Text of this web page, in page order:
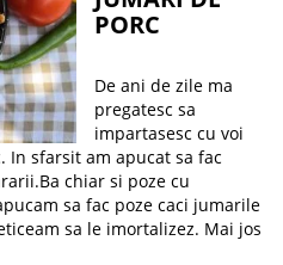
PORC
De ani de zile ma
pregatesc sa
impartasesc cu voi
In sfarsit am apucat sa fac
chiar si poze cu
sa fac poze caci jumarile
sa le imortalizez. Mai jos